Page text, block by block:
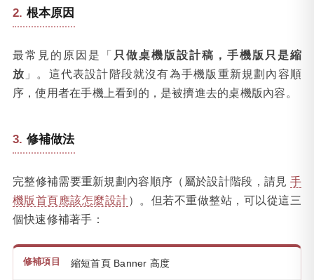
根本原因
最常見的原因是「 只做桌機版設計稿，手機版只是縮
放 」。這代表設計階段就沒有為手機版重新規劃內容順
序，使用者在手機上看到的，是被擠進去的桌機版內容。
修補做法
完整修補需要重新規劃內容順序（屬於設計階段，請見 手
機版首頁應該怎麼設計）。但若不重做整站，可以從這三
個快速修補著手：
縮短首頁 Banner 高度